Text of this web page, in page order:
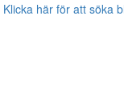
Klicka här för att söka